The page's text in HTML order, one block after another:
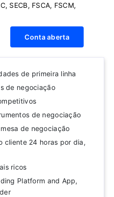
SECB, FSCA, FSCM,
Conta aberta
de primeira linha
de negociação
de negociação
de negociação
cliente 24 horas por dia,
ricos
Platform and App,